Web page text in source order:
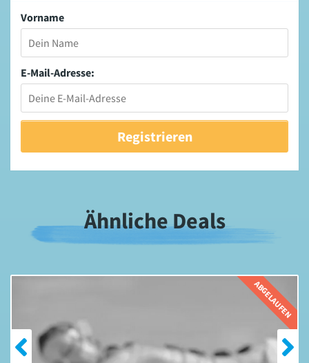
Vorname
E-Mail-Adresse:
Ähnliche Deals
ABGELAUFEN